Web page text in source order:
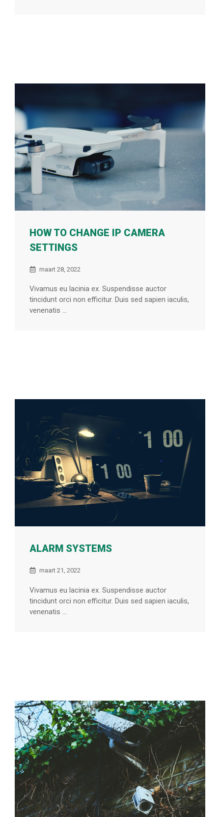
HOW TO CHANGE IP CAMERA
SETTINGS
maart 28, 2022
Vivamus eu lacinia ex. Suspendisse auctor
tincidunt orci non efficitur. Duis sed sapien iaculis,
venenatis ...
ALARM SYSTEMS
maart 21, 2022
Vivamus eu lacinia ex. Suspendisse auctor
tincidunt orci non efficitur. Duis sed sapien iaculis,
venenatis ...